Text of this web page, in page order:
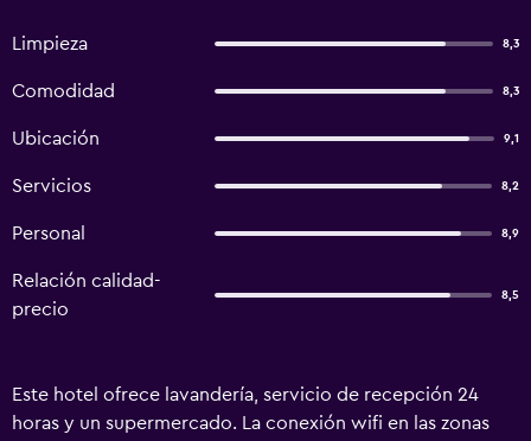
Limpieza 8,3
Comodidad 8,3
Ubicación 9,1
Servicios 8,2
Personal 8,9
Relación calidad-
precio
8,5
Este hotel ofrece lavandería, servicio de recepción 24
horas y un supermercado. La conexión wifi en las zonas